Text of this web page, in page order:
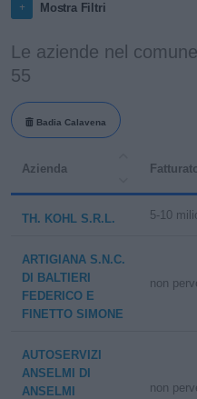
Mostra Filtri
Le aziende nel
55
Badia Calavena
Azienda
TH. KOHL S.R.L. 5-10
ARTIGIANA S.N.C.
DI BALTIERI
FEDERICO E
FINETTO SIMONE
non
AUTOSERVIZI
ANSELMI DI
ANSELMI
non